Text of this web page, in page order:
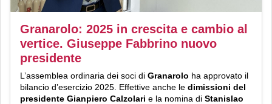
Granarolo: 2025 in crescita e cambio al
vertice. Giuseppe Fabbrino nuovo
presidente
L’assemblea ordinaria dei soci di Granarolo ha approvato il
bilancio d’esercizio 2025. Effettive anche le dimissioni del
presidente Gianpiero Calzolari e la nomina di Stanislao